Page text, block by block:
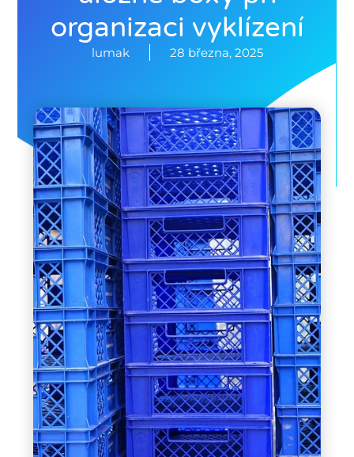
organizaci vyklízení
lumak 28 března, 2025